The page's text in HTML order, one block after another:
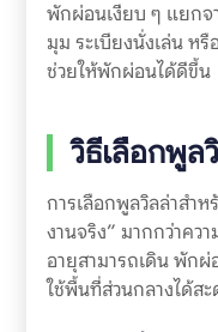
พักผ่อนเงียบ ๆ แยกจ
มุม ระเบียงนั่งเล่น ห
ช่วยให้พักผ่อนได้ดีขึ้น
วิธีเลือกพูล
การเลือกพูลวิลล่าสำห
งานจริง” มากกว่าคว
อายุสามารถเดิน พักผ่
ใช้พื้นที่ส่วนกลางได้สะ